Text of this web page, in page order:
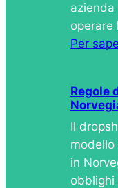
operare
Per
Regole
Il
modello
in
obblighi